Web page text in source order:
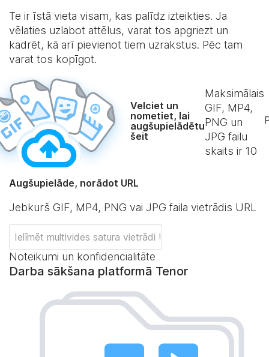
Te ir īstā vieta visam, kas palīdz izteikties. Ja
vēlaties uzlabot attēlus, varat tos apgriezt un
kadrēt, kā arī pievienot tiem uzrakstus. Pēc tam
varat tos kopīgot.
Velciet un
nometiet, lai
augšupielādētu
šeit
Maksimālais
GIF, MP4,
PNG un
JPG failu
skaits ir 10
Augšupielāde, norādot URL
Jebkurš GIF, MP4, PNG vai JPG faila vietrādis URL
Noteikumi un konfidencialitāte
Darba sākšana platformā Tenor